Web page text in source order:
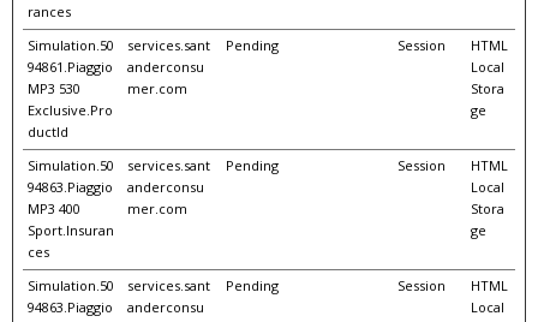
rances
Simulation.50
94861.Piaggio
MP3 530
Exclusive.Pro
ductId
services.sant
anderconsu
mer.com
Pending Session
HTML
Local
Stora
ge
Simulation.50
94863.Piaggio
MP3 400
Sport.Insuran
ces
services.sant
anderconsu
mer.com
Pending Session
HTML
Local
Stora
ge
Simulation.50
94863.Piaggio
services.sant
anderconsu
Pending Session
HTML
Local